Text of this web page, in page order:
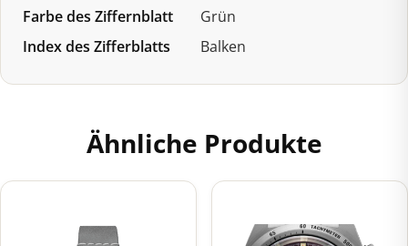
Farbe des Ziffernblatt
Grün
Index des Zifferblatts
Balken
Ähnliche Produkte